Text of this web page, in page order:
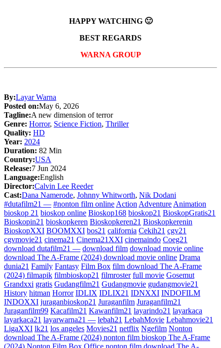
HAPPY WATCHING 🙂
BEST REGARDS
WARNA GROUP
By:Layar Warna
Posted on:May 6, 2026
Tagline:A new dimension of terror
Genre: Horror, Science Fiction, Thriller
Quality: HD
Year: 2024
Duration: 82 Min
Country:USA
Release:7 Jun 2024
Language:English
Director:Calvin Lee Reeder
Cast:Dana Namerode, Johnny Whitworth, Nik Dodani
#dutafilm21 — #nonton film online Action Adventure Animation
bioskop 21 bioskop online Bioskop168 bioskop21 BioskopGratis21
Bioskopin21 bioskopkeren Bioskopkeren21 Bioskopkerenin
BioskopXXI BOOMXXI bos21 california Cekih21 cgv21
cgvmovie21 cinema21 Cinema21XXI cinemaindo Coeg21
download dutafilm21 — download film download movie online
download The A-Frame (2024) download movie online Drama
dunia21 Family Fantasy Film Box film download The A-Frame
(2024) filmapik filmbioskop21 filmroster full movie Gosemut
Grandxxi gratis Gudangfilm21 Gudangmovie gudangmovie21
History hitman Horror IDLIX IDLIX21 IDNXXI INDOFILM
INDOXXI juraganbioskop21 Juraganfilm Juraganfilm21
Juraganfilm99 Kacafilm21 Kawanfilm21 layarindo21 layarkaca
layarkaca21 layarwarna21 — lebah21 LebahMovie Lebahmovie21
LigaXXI lk21 los angeles Movies21 netflix Ngefilm Nonton
download The A-Frame (2024) nonton film bioskop The A-Frame
(2024) Nonton Film Box Office nonton film download The A-